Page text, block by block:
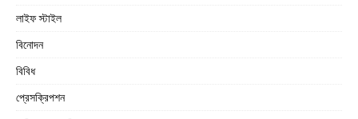
লাইফ স্টাইল
বিনোদন
বিবিধ
প্রেসক্রিপশন